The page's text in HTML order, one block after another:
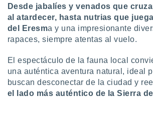
Desde jabalíes y venados que
al atardecer, hasta nutrias que
del Eresma y una impresionante
rapaces, siempre atentas al vuelo.
El espectáculo de la fauna local
una auténtica aventura natural, ideal
buscan desconectar de la ciudad y
el lado más auténtico de la Sierra